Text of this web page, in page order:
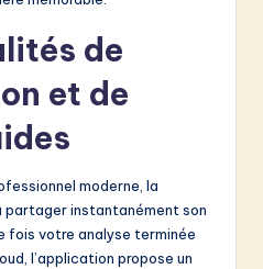
de
et de
moderne, la
instantanément son
fois votre analyse terminée
l’application propose un